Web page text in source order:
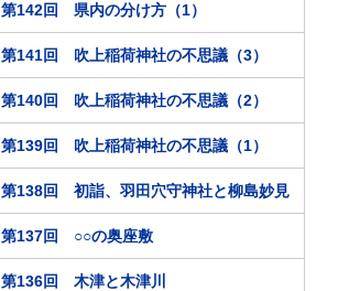
第142回 県内の分け方（1）
第141回 吹上稲荷神社の不思議（3）
第140回 吹上稲荷神社の不思議（2）
第139回 吹上稲荷神社の不思議（1）
第138回 初詣、羽田穴守神社と柳島妙見
第137回 ○○の奥座敷
第136回 木津と木津川